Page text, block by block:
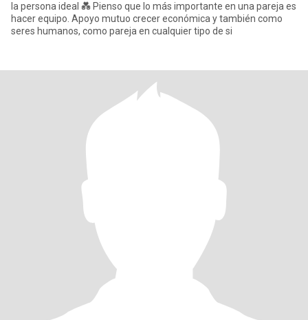
la persona ideal 💑 Pienso que lo más importante en una pareja es
hacer equipo. Apoyo mutuo crecer económica y también como
seres humanos, como pareja en cualquier tipo de si